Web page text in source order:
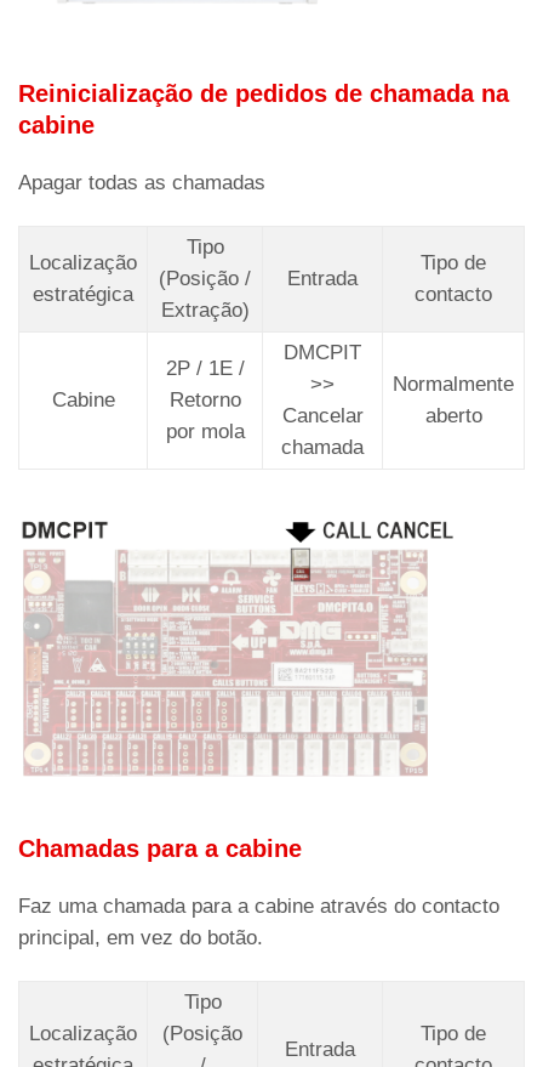
Reinicialização de pedidos de chamada na
cabine
Apagar todas as chamadas
Localização
estratégica
Tipo
(Posição /
Extração)
Entrada
Tipo de
contacto
Cabine
2P / 1E /
Retorno
por mola
DMCPIT
>>
Cancelar
chamada
Normalmente
aberto
Chamadas para a cabine
Faz uma chamada para a cabine através do contacto
principal, em vez do botão.
Localização
Tipo
(Posição
Entrada
Tipo de